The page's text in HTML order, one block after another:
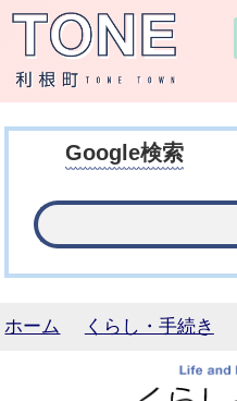
Google検索
ホーム くらし・手続き